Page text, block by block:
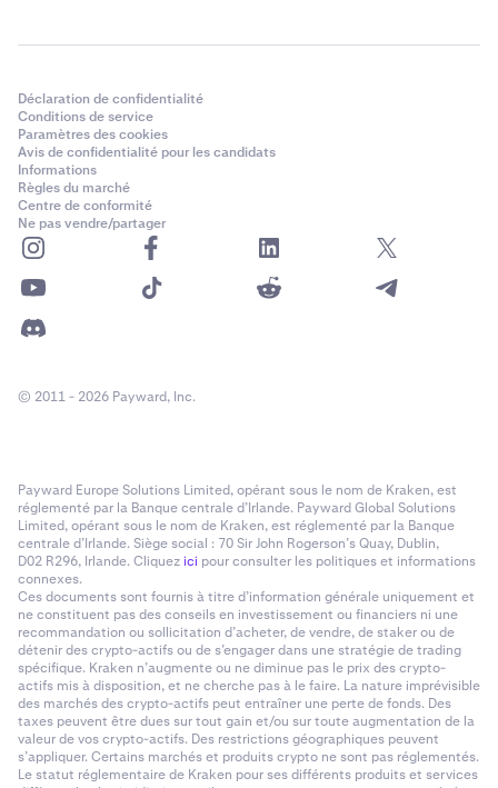
Déclaration de confidentialité
Conditions de service
Paramètres des cookies
Avis de confidentialité pour les candidats
Informations
Règles du marché
Centre de conformité
Ne pas vendre/partager
© 2011 - 2026 Payward, Inc.
Payward Europe Solutions Limited, opérant sous le nom de Kraken, est
réglementé par la Banque centrale d’Irlande. Payward Global Solutions
Limited, opérant sous le nom de Kraken, est réglementé par la Banque
centrale d’Irlande. Siège social : 70 Sir John Rogerson’s Quay, Dublin,
D02 R296, Irlande. Cliquezici pour consulter les politiques et informations
connexes.
Ces documents sont fournis à titre d’information générale uniquement et
ne constituent pas des conseils en investissement ou financiers ni une
recommandation ou sollicitation d’acheter, de vendre, de staker ou de
détenir des crypto-actifs ou de s’engager dans une stratégie de trading
spécifique. Kraken n’augmente ou ne diminue pas le prix des crypto-
actifs mis à disposition, et ne cherche pas à le faire. La nature imprévisible
des marchés des crypto-actifs peut entraîner une perte de fonds. Des
taxes peuvent être dues sur tout gain et/ou sur toute augmentation de la
valeur de vos crypto-actifs. Des restrictions géographiques peuvent
s’appliquer. Certains marchés et produits crypto ne sont pas réglementés.
Le statut réglementaire de Kraken pour ses différents produits et services